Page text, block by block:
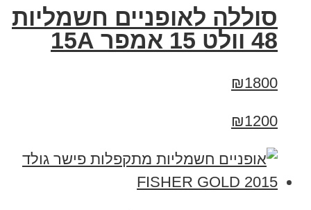
סוללה לאופניים חשמליות
48 וולט 15 אמפר 15A
₪1800
₪1200